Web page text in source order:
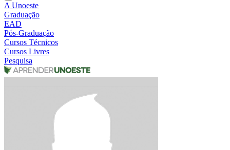
A Unoeste
Graduação
EAD
Pós-Graduação
Cursos Técnicos
Cursos Livres
Pesquisa